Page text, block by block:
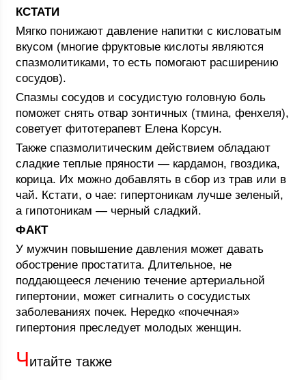
КСТАТИ
Мягко понижают давление напитки с кисловатым
вкусом (многие фруктовые кислоты являются
спазмолитиками, то есть помогают расширению
сосудов).
Спазмы сосудов и сосудистую головную боль
поможет снять отвар зонтичных (тмина, фенхеля),
советует фитотерапевт Елена Корсун.
Также спазмолитическим действием обладают
сладкие теплые пряности — кардамон, гвоздика,
корица. Их можно добавлять в сбор из трав или в
чай. Кстати, о чае: гипертоникам лучше зеленый,
а гипотоникам — черный сладкий.
ФАКТ
У мужчин повышение давления может давать
обострение простатита. Длительное, не
поддающееся лечению течение артериальной
гипертонии, может сигналить о сосудистых
заболеваниях почек. Нередко «почечная»
гипертония преследует молодых женщин.
Читайте также